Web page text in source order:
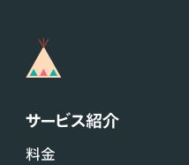
サービス紹介
料金